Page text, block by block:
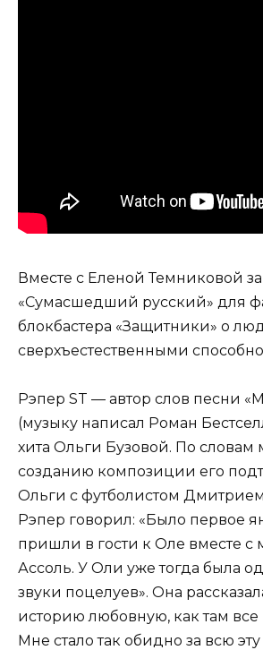
Вместе с Еленой Темниковой
«Сумасшедший русский» для
блокбастера «Защитники» о
сверхъестественными
Рэпер ST — автор слов песни
(музыку написал Роман
хита Ольги Бузовой. По словам
созданию композиции его
Ольги с футболистом
Рэпер говорил: «Было первое
пришли в гости к Оле вместе с
Ассоль. У Оли уже тогда была
звуки поцелуев». Она
историю любовную, как там
Мне стало так обидно за всю